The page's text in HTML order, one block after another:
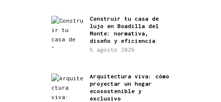
Construir tu casa de
lujo en Boadilla del
Monte: normativa,
diseño y eficiencia
5 agosto 2026
Arquitectura viva: cómo
proyectar un hogar
ecosostenible y
exclusivo